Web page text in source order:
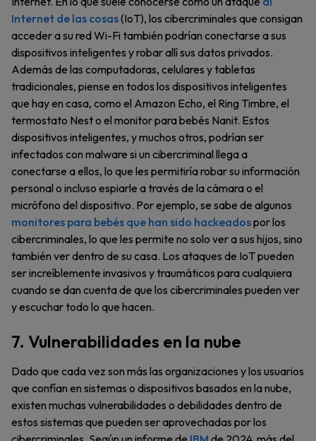
Internet de las cosas(IoT), los cibercriminales que consigan
acceder a su red Wi-Fi también podrían conectarse a sus
dispositivos inteligentes y robar allí sus datos privados.
Además de las computadoras, celulares y tabletas
tradicionales, piense en todos los dispositivos inteligentes
que hay en casa, como el Amazon Echo, el Ring Timbre, el
termostato Nest o el monitor para bebés Nanit. Estos
dispositivos inteligentes, y muchos otros, podrían ser
infectados con malware si un cibercriminal llega a
conectarse a ellos, lo que les permitiría robar su información
personal o incluso espiarle a través de la cámara o el
micrófono del dispositivo. Por ejemplo, se sabe de algunos
monitores para bebés que han sido hackeadospor los
cibercriminales, lo que les permite no solo ver a sus hijos, sino
también ver dentro de su casa. Los ataques de IoT pueden
ser increíblemente invasivos y traumáticos para cualquiera
cuando se dan cuenta de que los cibercriminales pueden ver
y escuchar todo lo que hacen.
7. Vulnerabilidades en la nube
Dado que cada vez son más las organizaciones y los usuarios
que confían en sistemas o dispositivos basados en la nube,
existen muchas vulnerabilidades o debilidades dentro de
estos sistemas que pueden ser aprovechadas por los